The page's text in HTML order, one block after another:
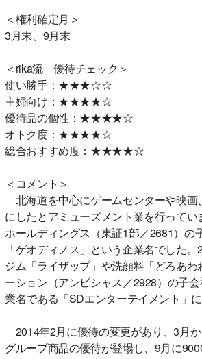
＜権利確定月＞
3月末、9月末
＜rika流 優待チェック＞
使い勝手：★★★☆☆
主婦向け：★★★★☆
優待品の個性：★★★★☆
オトク度：★★★★☆
総合おすすめ度：★★★★☆
＜コメント＞
北海道を中心にゲームセンターや映画
にしたとアミューズメント業を行って
ホールディングス（東証1部／2681）の
「ゲオディノス」という企業名でした
ジム「ライザップ」や洗顔料「どろあわ
ーション（アンビシャス／2928）の子
業名である「SDエンターテイメント」に
2014年2月に優待の変更があり、3月
グループ商品の優待が登場し、9月に